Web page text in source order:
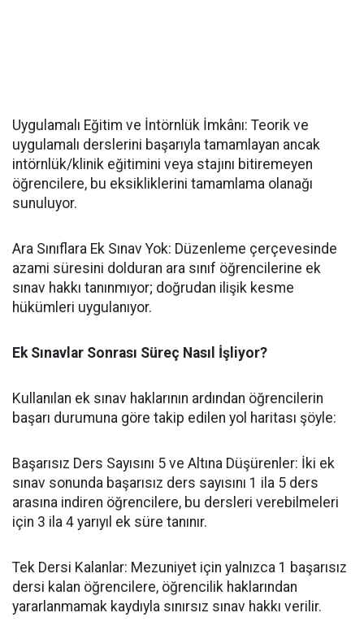
​Uygulamalı Eğitim ve İntörnlük İmkânı: Teorik ve
uygulamalı derslerini başarıyla tamamlayan ancak
intörnlük/klinik eğitimini veya stajını bitiremeyen
öğrencilere, bu eksikliklerini tamamlama olanağı
sunuluyor.
​Ara Sınıflara Ek Sınav Yok: Düzenleme çerçevesinde
azami süresini dolduran ara sınıf öğrencilerine ek
sınav hakkı tanınmıyor; doğrudan ilişik kesme
hükümleri uygulanıyor.
Ek Sınavlar Sonrası Süreç Nasıl İşliyor?
​Kullanılan ek sınav haklarının ardından öğrencilerin
başarı durumuna göre takip edilen yol haritası şöyle:
​Başarısız Ders Sayısını 5 ve Altına Düşürenler: İki ek
sınav sonunda başarısız ders sayısını 1 ila 5 ders
arasına indiren öğrencilere, bu dersleri verebilmeleri
için 3 ila 4 yarıyıl ek süre tanınır.
​Tek Dersi Kalanlar: Mezuniyet için yalnızca 1 başarısız
dersi kalan öğrencilere, öğrencilik haklarından
yararlanmamak kaydıyla sınırsız sınav hakkı verilir.